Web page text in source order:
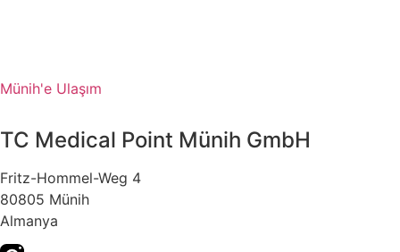
Münih'e Ulaşım
TC Medical Point Münih GmbH
Fritz-Hommel-Weg 4
80805 Münih
Almanya